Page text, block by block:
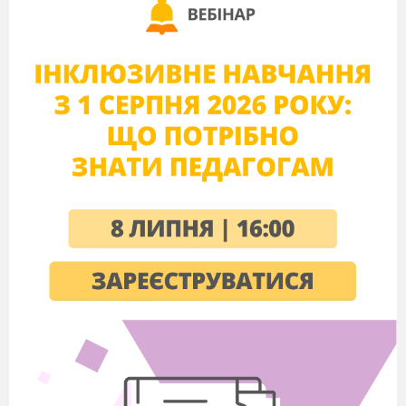
мільйонам людських сердець», — так писав
І.Я.Франко у “Посвяті»
художнику, Великому Кобзарю присвячуємо
ми цей виступ..
Звучать фанфари (виходять 4 учнів)
Щовесни, коли тануть сніги
І на рясті просяє веселка,
Ми вшановуєм пам’ять Шевченка.
Благословен той день і час,
Коли прослалась килимами
Земля, яку сходив Тарас
Малими босими ногами,
Земля, яку скропив Тарас
Дрібними росами-сльозами.
В похилій хаті край села